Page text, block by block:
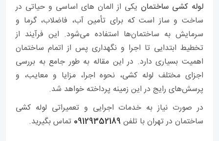
لوله کشی ساختمان یکی از المان های اساسی و حیاتی در
ساخت و ساز است که برای تأمین آب، فاضلاب، گرما و
سرمایش به ساختمان‌ها استفاده می‌شود. این فرآیند از
تخطیط ابتدایی تا اجرا و نگهداری پس از اتمام ساختمان
اهمیت بسیاری دارد. در این مقاله به طور جامع به بررسی
اجزای مختلف لوله کشی، نحوه اجرا، مزایا و معایب، و
پرسش‌های رایج در این زمینه پرداخته خواهد شد.
در صورت نیاز به خدمات اجرایی و تعمیراتی لوله کشی
ساختمان در تهران با تلفن 09129352189 تماس بگیرید.